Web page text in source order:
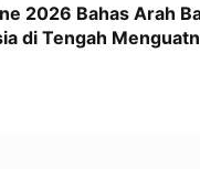
2026 Bahas Arah
di Tengah